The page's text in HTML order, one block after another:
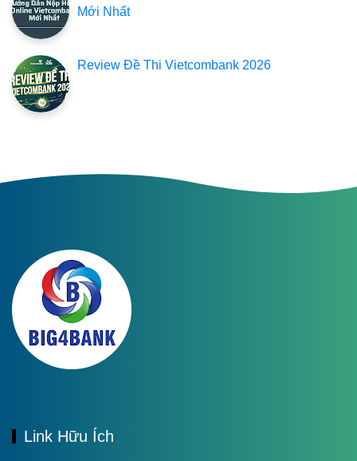
Mới Nhất
Review Đề Thi Vietcombank 2026
Link Hữu Ích